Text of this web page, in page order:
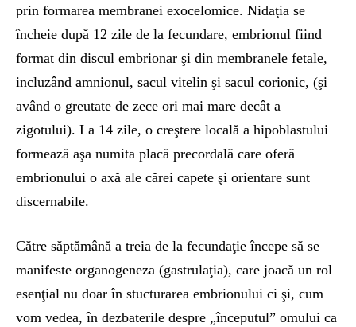
prin formarea membranei exocelomice. Nidaţia se
încheie după 12 zile de la fecundare, embrionul fiind
format din discul embrionar şi din membranele fetale,
incluzând amnionul, sacul vitelin şi sacul corionic, (şi
având o greutate de zece ori mai mare decât a
zigotului). La 14 zile, o creştere locală a hipoblastului
formează aşa numita placă precordală care oferă
embrionului o axă ale cărei capete şi orientare sunt
discernabile.
Către săptămână a treia de la fecundaţie începe să se
manifeste organogeneza (gastrulaţia), care joacă un rol
esenţial nu doar în stucturarea embrionului ci şi, cum
vom vedea, în dezbaterile despre „începutul” omului ca